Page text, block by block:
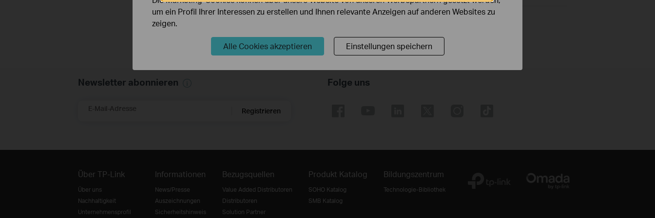
Newsletter abonnieren
E-Mail-Adresse Registrieren
Folge uns
Über TP-Link
Über uns
Nachhaltigkeit
Unternehmensprofil
Informationen
News/Presse
Auszeichnungen
Sicherheitshinweis
Bezugsquellen
Value Added Distributoren
Distributoren
Solution Partner
Produkt Katalog
SOHO Katalog
SMB Katalog
Bildungszentrum
Technologie-Bibliothek
um ein Profil Ihrer Interessen zu erstellen und Ihnen relevante Anzeigen auf anderen Websites zu
zeigen.
Alle Cookies akzeptieren Einstellungen speichern